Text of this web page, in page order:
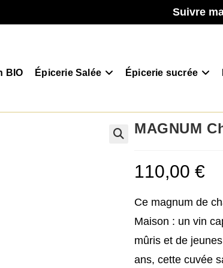
Suivre
BIO Épicerie Salée Épicerie sucrée
MAGNUM
110,00 €
Ce magnum de
Maison : un vin
mûris et de
ans, cette cuvée